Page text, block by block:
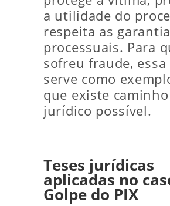
a utilidade do
respeita as
processuais. Para
sofreu fraude, essa
serve como
que existe caminho
jurídico possível.
Teses jurídicas
aplicadas no
Golpe do PIX